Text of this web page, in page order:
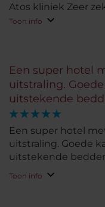
Atos kliniek Zeer
schoon
Toon info
Een super hotel
uitstraling.
uitstekende
Een super hotel
uitstraling. Goede
uitstekende
Toon info